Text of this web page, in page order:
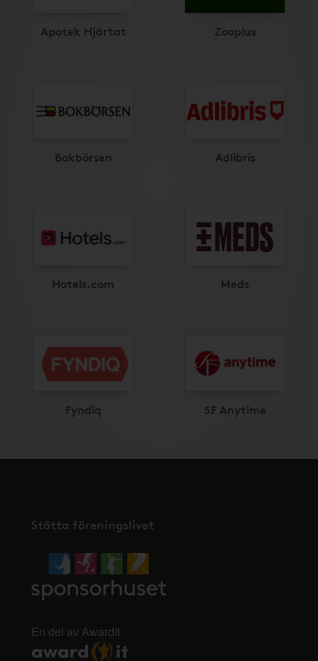
Apotek Hjärtat Zooplus
Bokbörsen Adlibris
Hotels.com Meds
Fyndiq SF Anytime
Stötta föreningslivet
En del av AwardIt